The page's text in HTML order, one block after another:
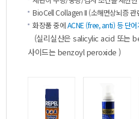
BioCellCollagenII(소해면상뇌증관
화장품중에ACNE(free,anti)등단어
(실리실산은salicylicacid또
사이드는benzoylperoxide)